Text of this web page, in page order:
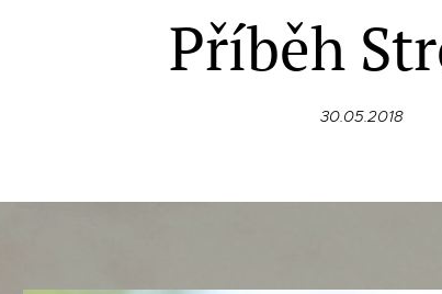
Příběh
30.05.2018